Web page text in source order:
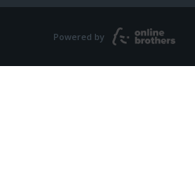
Powered by